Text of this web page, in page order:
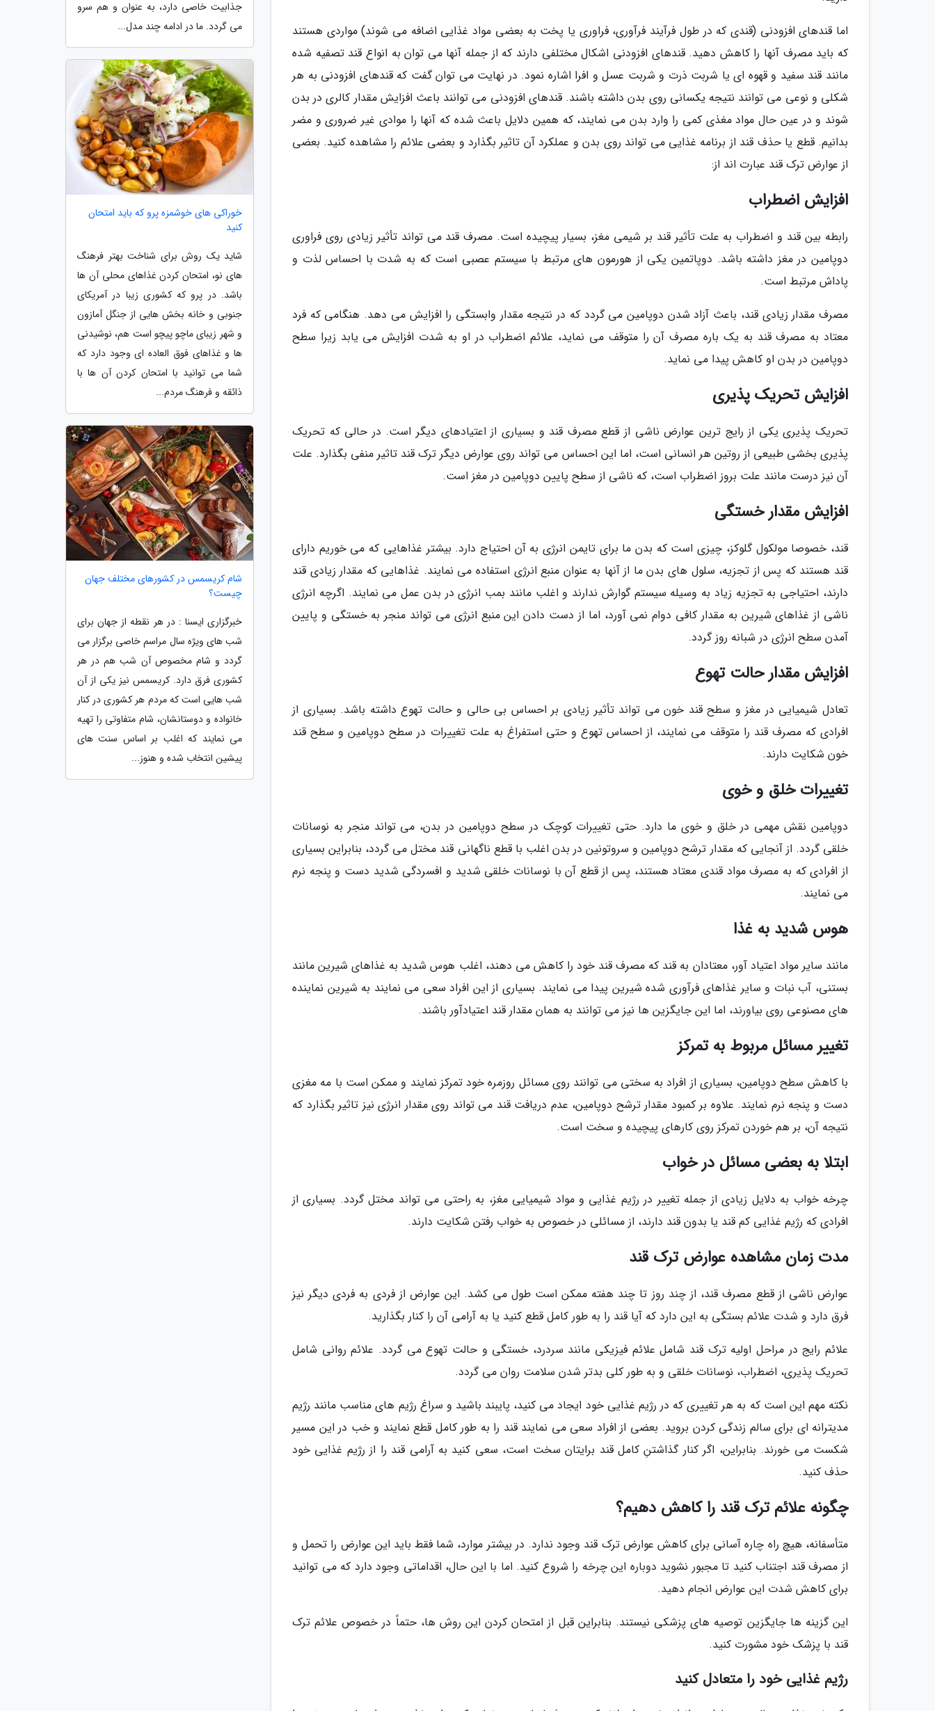
اما قندهای افزودنی (قندی که در طول فرآیند فرآوری، فراوری یا پخت به بعضی مواد غذایی اضافه می شوند) مواردی هستند
که باید مصرف آنها را کاهش دهید. قندهای افزودنی اشکال مختلفی دارند که از جمله آنها می توان به انواع قند تصفیه شده
مانند قند سفید و قهوه ای یا شربت ذرت و شربت عسل و افرا اشاره نمود. در نهایت می توان گفت که قندهای افزودنی به هر
شکلی و نوعی می توانند نتیجه یکسانی روی بدن داشته باشند. قندهای افزودنی می توانند باعث افزایش مقدار کالری در بدن
شوند و در عین حال مواد مغذی کمی را وارد بدن می نمایند، که همین دلایل باعث شده که آنها را موادی غیر ضروری و مضر
بدانیم. قطع یا حذف قند از برنامه غذایی می تواند روی بدن و عملکرد آن تاثیر بگذارد و بعضی علائم را مشاهده کنید. بعضی
از عوارض ترک قند عبارت اند از:
افزایش اضطراب
رابطه بین قند و اضطراب به علت تأثیر قند بر شیمی مغز، بسیار پیچیده است. مصرف قند می تواند تأثیر زیادی روی فراوری
دوپامین در مغز داشته باشد. دوپاتمین یکی از هورمون های مرتبط با سیستم عصبی است که به شدت با احساس لذت و
پاداش مرتبط است.
مصرف مقدار زیادی قند، باعث آزاد شدن دوپامین می گردد که در نتیجه مقدار وابستگی را افزایش می دهد. هنگامی که فرد
معتاد به مصرف قند به یک باره مصرف آن را متوقف می نماید، علائم اضطراب در او به شدت افزایش می یابد زیرا سطح
دوپامین در بدن او کاهش پیدا می نماید.
افزایش تحریک پذیری
تحریک پذیری یکی از رایج ترین عوارض ناشی از قطع مصرف قند و بسیاری از اعتیادهای دیگر است. در حالی که تحریک
پذیری بخشی طبیعی از روتین هر انسانی است، اما این احساس می تواند روی عوارض دیگر ترک قند تاثیر منفی بگذارد. علت
آن نیز درست مانند علت بروز اضطراب است، که ناشی از سطح پایین دوپامین در مغز است.
افزایش مقدار خستگی
قند، خصوصا مولکول گلوکز، چیزی است که بدن ما برای تایمن انرژی به آن احتیاج دارد. بیشتر غذاهایی که می خوریم دارای
قند هستند که پس از تجزیه، سلول های بدن ما از آنها به عنوان منبع انرژی استفاده می نمایند. غذاهایی که مقدار زیادی قند
دارند، احتیاجی به تجزیه زیاد به وسیله سیستم گوارش ندارند و اغلب مانند بمب انرژی در بدن عمل می نمایند. اگرچه انرژی
ناشی از غذاهای شیرین به مقدار کافی دوام نمی آورد، اما از دست دادن این منبع انرژی می تواند منجر به خستگی و پایین
آمدن سطح انرژی در شبانه روز گردد.
افزایش مقدار حالت تهوع
تعادل شیمیایی در مغز و سطح قند خون می تواند تأثیر زیادی بر احساس بی حالی و حالت تهوع داشته باشد. بسیاری از
افرادی که مصرف قند را متوقف می نمایند، از احساس تهوع و حتی استفراغ به علت تغییرات در سطح دوپامین و سطح قند
خون شکایت دارند.
تغییرات خلق و خوی
دوپامین نقش مهمی در خلق و خوی ما دارد. حتی تغییرات کوچک در سطح دوپامین در بدن، می تواند منجر به نوسانات
خلقی گردد. از آنجایی که مقدار ترشح دوپامین و سروتونین در بدن اغلب با قطع ناگهانی قند مختل می گردد، بنابراین بسیاری
از افرادی که به مصرف مواد قندی معتاد هستند، پس از قطع آن با نوسانات خلقی شدید و افسردگی شدید دست و پنجه نرم
می نمایند.
هوس شدید به غذا
مانند سایر مواد اعتیاد آور، معتادان به قند که مصرف قند خود را کاهش می دهند، اغلب هوس شدید به غذاهای شیرین مانند
بستنی، آب نبات و سایر غذاهای فرآوری شده شیرین پیدا می نمایند. بسیاری از این افراد سعی می نمایند به شیرین نماینده
های مصنوعی روی بیاورند، اما این جایگزین ها نیز می توانند به همان مقدار قند اعتیادآور باشند.
تغییر مسائل مربوط به تمرکز
با کاهش سطح دوپامین، بسیاری از افراد به سختی می توانند روی مسائل روزمره خود تمرکز نمایند و ممکن است با مه مغزی
دست و پنجه نرم نمایند. علاوه بر کمبود مقدار ترشح دوپامین، عدم دریافت قند می تواند روی مقدار انرژی نیز تاثیر بگذارد که
نتیجه آن، بر هم خوردن تمرکز روی کارهای پیچیده و سخت است.
ابتلا به بعضی مسائل در خواب
چرخه خواب به دلایل زیادی از جمله تغییر در رژیم غذایی و مواد شیمیایی مغز، به راحتی می تواند مختل گردد. بسیاری از
افرادی که رژیم غذایی کم قند یا بدون قند دارند، از مسائلی در خصوص به خواب رفتن شکایت دارند.
مدت زمان مشاهده عوارض ترک قند
عوارض ناشی از قطع مصرف قند، از چند روز تا چند هفته ممکن است طول می کشد. این عوارض از فردی به فردی دیگر نیز
فرق دارد و شدت علائم بستگی به این دارد که آیا قند را به طور کامل قطع کنید یا به آرامی آن را کنار بگذارید.
علائم رایج در مراحل اولیه ترک قند شامل علائم فیزیکی مانند سردرد، خستگی و حالت تهوع می گردد. علائم روانی شامل
تحریک پذیری، اضطراب، نوسانات خلقی و به طور کلی بدتر شدن سلامت روان می گردد.
نکته مهم این است که به هر تغییری که در رژیم غذایی خود ایجاد می کنید، پایبند باشید و سراغ رژیم های مناسب مانند رژیم
مدیترانه ای برای سالم زندگی کردن بروید. بعضی از افراد سعی می نمایند قند را به طور کامل قطع نمایند و خب در این مسیر
شکست می خورند. بنابراین، اگر کنار گذاشتنِ کامل قند برایتان سخت است، سعی کنید به آرامی قند را از رژیم غذایی خود
حذف کنید.
چگونه علائم ترک قند را کاهش دهیم؟
متأسفانه، هیچ راه چاره آسانی برای کاهش عوارض ترک قند وجود ندارد. در بیشتر موارد، شما فقط باید این عوارض را تحمل و
از مصرف قند اجتناب کنید تا مجبور نشوید دوباره این چرخه را شروع کنید. اما با این حال، اقداماتی وجود دارد که می توانید
برای کاهش شدت این عوارض انجام دهید.
این گزینه ها جایگزین توصیه های پزشکی نیستند. بنابراین قبل از امتحان کردن این روش ها، حتماً در خصوص علائم ترک
قند با پزشک خود مشورت کنید.
رژیم غذایی خود را متعادل کنید
جذابیت خاصی دارد، به عنوان و هم سرو
می گردد. ما در ادامه چند مدل...
خوراکی های خوشمزه پرو که باید امتحان
کنید
شاید یک روش برای شناخت بهتر فرهنگ
های نو، امتحان کردن غذاهای محلی آن ها
باشد. در پرو که کشوری زیبا در آمریکای
جنوبی و خانه بخش هایی از جنگل آمازون
و شهر زیبای ماچو پیچو است هم، نوشیدنی
ها و غذاهای فوق العاده ای وجود دارد که
شما می توانید با امتحان کردن آن ها با
ذائقه و فرهنگ مردم...
شام کریسمس در کشورهای مختلف جهان
چیست؟
خبرگزاری ایسنا : در هر نقطه از جهان برای
شب های ویژه سال مراسم خاصی برگزار می
گردد و شام مخصوص آن شب هم در هر
کشوری فرق دارد. کریسمس نیز یکی از آن
شب هایی است که مردم هر کشوری در کنار
خانواده و دوستانشان، شام متفاوتی را تهیه
می نمایند که اغلب بر اساس سنت های
پیشین انتخاب شده و هنوز...